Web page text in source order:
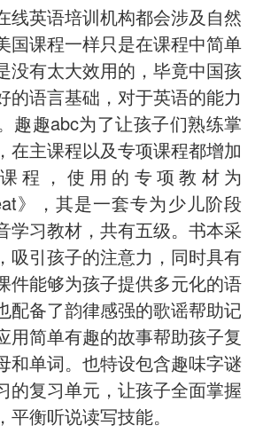
英语培训机构都会涉及自然
国课程一样只是在课程中简单
没有太大效用的，毕竟中国孩
的语言基础，对于英语的能力
趣趣abc为了让孩子们熟练掌
在主课程以及专项课程都增加
程，使用的专项教材为
》，其是一套专为少儿阶段
学习教材，共有五级。书本采
吸引孩子的注意力，同时具有
件能够为孩子提供多元化的语
配备了韵律感强的歌谣帮助记
用简单有趣的故事帮助孩子复
和单词。也特设包含趣味字谜
的复习单元，让孩子全面掌握
衡听说读写技能。